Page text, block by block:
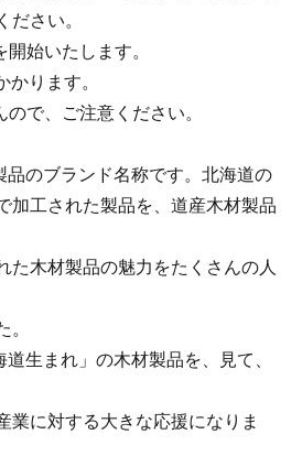
ださい。
始いたします。
ります。
で、ご注意ください。
品のブランド名称です。北海道の
加工された製品を、道産木材製品
た木材製品の魅力をたくさんの人
。
生まれ」の木材製品を、見て、
業に対する大きな応援になりま